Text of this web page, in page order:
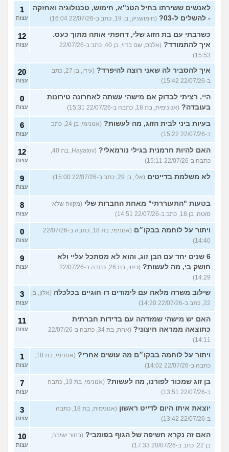
לאנשים ששירתו בחיל הטנ"א, חימוש, טכנולוגיה ואחזקה
- להשלים ל-03?
(חימושניק, בן 19, כתב ב-22/07/26 16:04)
1
עצות
כשרבתי עם בת הזוג שלי, דחפתי אותה מתוך כעס.
איך להתמודד?
(אלכס, שם בדוי, בן 40, כתב ב-22/07/26
15:53)
12
עצות
איך להסביר לה שאני רוצה להיפרד?
(עידן, בן 27, כתב
ב-22/07/26 15:42)
20
עצות
היי. רציתי לבדוק אם מישהי עשתה לאחרונה טירונות
בעובדה? (אנונימית, בת 18, כתבה ב-22/07/26 15:31)
0
עצות
בעיות ביני לבית הזוג, מה לעשות?
(אנונימי, בן 24, כתב
ב-22/07/26 15:22)
6
עצות
האם להיות חרמנית בגילי נורמאלי?
(Hayatov, בת 40,
כתבה ב-22/07/26 15:11)
12
עצות
לא משלמת בדייטים (אלי, בן 29, כתב ב-22/07/26 15:00) 9
עצות
בטעות "התעוררתי" מאחת החברות שלי (מקווה שלא
סוטה, בן 18, כתב ב-22/07/26 14:51)
8
עצות
ויתור על לוחמה בבקו״ם
(אנונימי, בת 18, כתבה ב-22/07/26
14:40)
0
עצות
6 שנים יחד עם הבן זוג, והוא לא מסתכל עליי ולא
חושק בי, מה לעשות?
(כינוי, בת 26, כתבה ב-22/07/26
14:29)
9
עצות
שילוב משרה מלאה עם לימודים דו חוגיים בכלכלה (אלון, בן
22, כתב ב-22/07/26 14:20)
3
עצות
האם יש מישהי שמזדהה עם בדידות חברתית
כתוצאה ממראה חיצוני?
(אחת, בת 34, כתבה ב-22/07/26
14:11)
11
עצות
ויתור על לוחמה בבקו״ם מה עושים אחרי?
(אנונימי, בת 18,
כתבה ב-22/07/26 14:02)
1
עצות
בן זוג שמכור לפורנו, מה לעשות?
(אנונימי, בת 19, כתבה
ב-22/07/26 13:51)
7
עצות
יוצאת איתו היום לדייט ראשון
(אנונימית, בת 18, כתבה
ב-22/07/26 13:42)
3
עצות
האם זה נקרא חשיפה של הגוף בפומבי? (בחור ישיבה,
בן 22, כתב ב-20/07/26 17:33)
10
עצות